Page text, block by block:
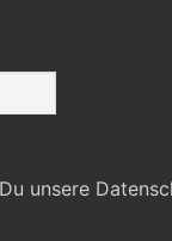
unsere